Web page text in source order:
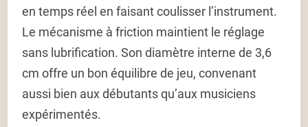
en temps réel en faisant coulisser l’instrument.
Le mécanisme à friction maintient le réglage
sans lubrification. Son diamètre interne de 3,6
cm offre un bon équilibre de jeu, convenant
aussi bien aux débutants qu’aux musiciens
expérimentés.